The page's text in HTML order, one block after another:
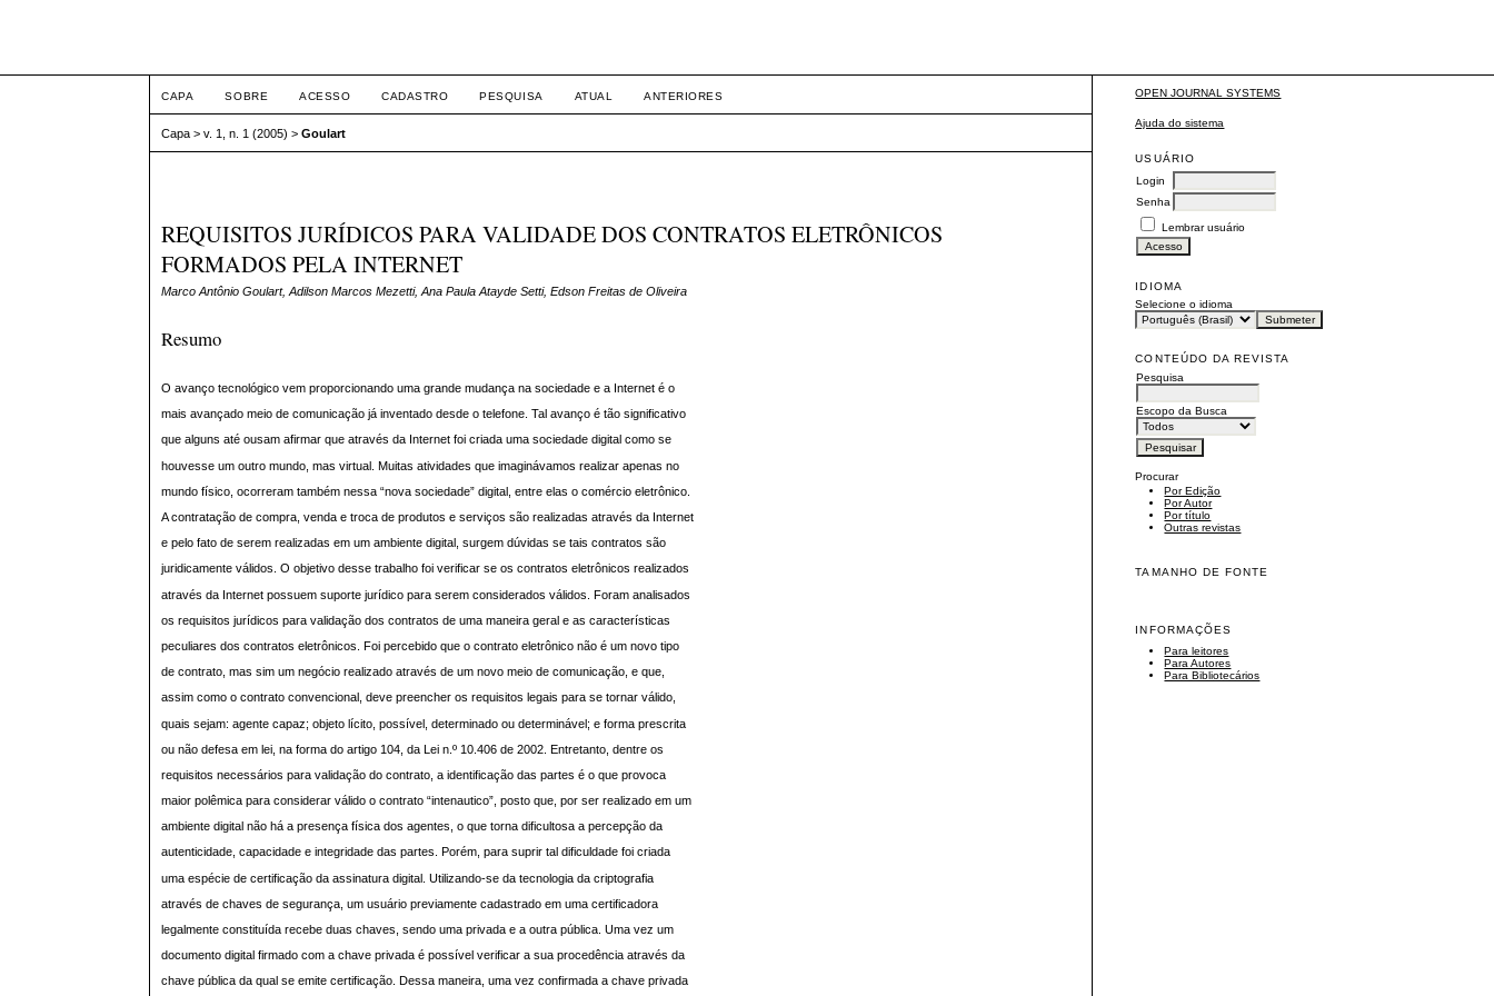
OPEN JOURNAL SYSTEMS
Ajuda do sistema
USUÁRIO
Login
Senha
Lembrar usuário
IDIOMA
Selecione o idioma
CONTEÚDO DA REVISTA
Pesquisa
Escopo da Busca
Procurar
Por Edição
Por Autor
Por título
Outras revistas
TAMANHO DE FONTE
INFORMAÇÕES
Para leitores
Para Autores
Para Bibliotecários
CAPA SOBRE ACESSO CADASTRO PESQUISA ATUAL ANTERIORES
Capa >v. 1, n. 1 (2005) >Goulart
REQUISITOS JURÍDICOS PARA VALIDADE DOS CONTRATOS ELETRÔNICOS
FORMADOS PELA INTERNET
Marco Antônio Goulart, Adilson Marcos Mezetti, Ana Paula Atayde Setti, Edson Freitas de Oliveira
Resumo
O avanço tecnológico vem proporcionando uma grande mudança na sociedade e a Internet é o
mais avançado meio de comunicação já inventado desde o telefone. Tal avanço é tão significativo
que alguns até ousam afirmar que através da Internet foi criada uma sociedade digital como se
houvesse um outro mundo, mas virtual. Muitas atividades que imaginávamos realizar apenas no
mundo físico, ocorreram também nessa “nova sociedade” digital, entre elas o comércio eletrônico.
A contratação de compra, venda e troca de produtos e serviços são realizadas através da Internet
e pelo fato de serem realizadas em um ambiente digital, surgem dúvidas se tais contratos são
juridicamente válidos. O objetivo desse trabalho foi verificar se os contratos eletrônicos realizados
através da Internet possuem suporte jurídico para serem considerados válidos. Foram analisados
os requisitos jurídicos para validação dos contratos de uma maneira geral e as características
peculiares dos contratos eletrônicos. Foi percebido que o contrato eletrônico não é um novo tipo
de contrato, mas sim um negócio realizado através de um novo meio de comunicação, e que,
assim como o contrato convencional, deve preencher os requisitos legais para se tornar válido,
quais sejam: agente capaz; objeto lícito, possível, determinado ou determinável; e forma prescrita
ou não defesa em lei, na forma do artigo 104, da Lei n.º 10.406 de 2002. Entretanto, dentre os
requisitos necessários para validação do contrato, a identificação das partes é o que provoca
maior polêmica para considerar válido o contrato “intenautico”, posto que, por ser realizado em um
ambiente digital não há a presença física dos agentes, o que torna dificultosa a percepção da
autenticidade, capacidade e integridade das partes. Porém, para suprir tal dificuldade foi criada
uma espécie de certificação da assinatura digital. Utilizando-se da tecnologia da criptografia
através de chaves de segurança, um usuário previamente cadastrado em uma certificadora
legalmente constituída recebe duas chaves, sendo uma privada e a outra pública. Uma vez um
documento digital firmado com a chave privada é possível verificar a sua procedência através da
chave pública da qual se emite certificação. Dessa maneira, uma vez confirmada a chave privada